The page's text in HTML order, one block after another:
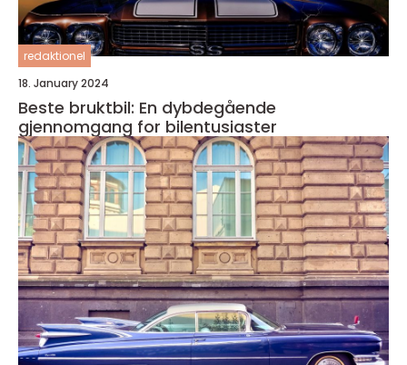
redaktionel
18. January 2024
Beste bruktbil: En dybdegående
gjennomgang for bilentusiaster